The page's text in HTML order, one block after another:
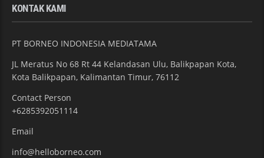
KONTAK KAMI
PT BORNEO INDONESIA MEDIATAMA
JL Meratus No 68 Rt 44 Kelandasan Ulu, Balikpapan Kota,
Kota Balikpapan, Kalimantan Timur, 76112
Contact Person
+6285392051114
Email
info@helloborneo.com